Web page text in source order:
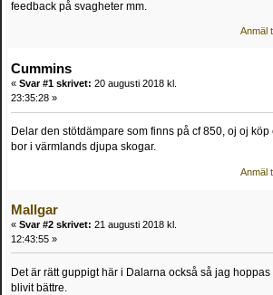
feedback på svagheter mm.
Anmäl
Cummins
« Svar #1 skrivet: 20 augusti 2018 kl.
23:35:28 »
Delar den stötdämpare som finns på cf 850, oj oj
bor i värmlands djupa skogar.
Anmäl
Mallgar
« Svar #2 skrivet: 21 augusti 2018 kl.
12:43:55 »
Det är rätt guppigt här i Dalarna också så jag
blivit bättre.